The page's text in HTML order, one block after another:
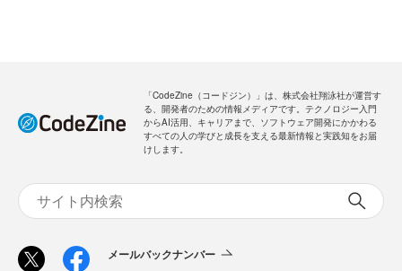
「CodeZine（コードジン）」は、株式会社翔泳社が運営す
る、開発者のための情報メディアです。テクノロジー入門
からAI活用、キャリアまで、ソフトウェア開発にかかわる
すべての人の学びと成長を支える最新情報と実践知をお届
けします。
メールバックナンバー